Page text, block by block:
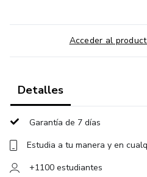
✅ Estrategias para ofrecer el
generar ingresos adicionales.
✅ Consejos para iniciar tu
aplican esta metodología y
de ingresos trabajando de
Acceder al
Detalles
Garantía de 7 días
Estudia a tu manera y en
+1100 estudiantes